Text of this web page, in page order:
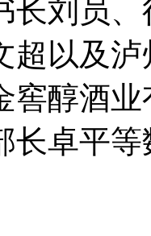
长刘员
超以及
窖醇酒
长卓平